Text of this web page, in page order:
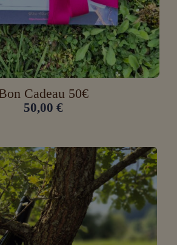
Cadeau 50€
50,00€